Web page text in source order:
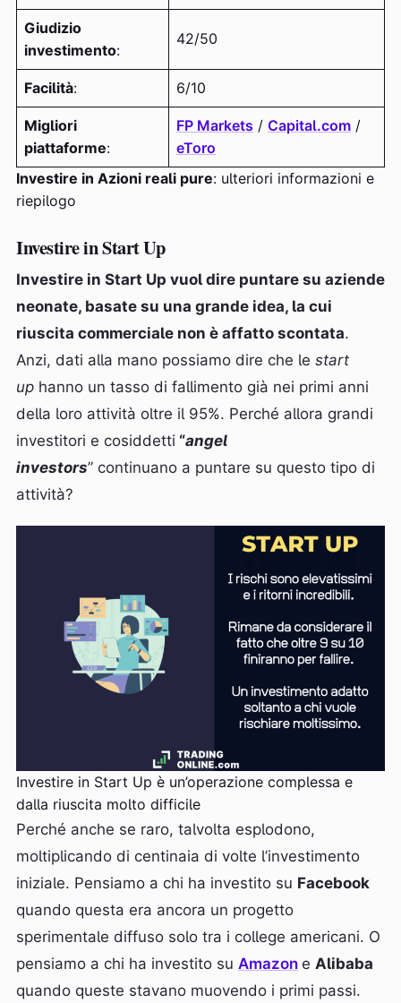
Giudizio
investimento:
42/50
Facilità: 6/10
Migliori
piattaforme:
FP Markets / Capital.com /
eToro
Investire in Azioni reali pure: ulteriori informazioni e
riepilogo
Investire in Start Up
Investire in Start Up vuol dire puntare su aziende
neonate, basate su una grande idea, la cui
riuscita commerciale non è affatto scontata.
Anzi, dati alla mano possiamo dire che le start
up hanno un tasso di fallimento già nei primi anni
della loro attività oltre il 95%. Perché allora grandi
investitori e cosiddetti “angel
investors” continuano a puntare su questo tipo di
attività?
Investire in Start Up è un’operazione complessa e
dalla riuscita molto difficile
Perché anche se raro, talvolta esplodono,
moltiplicando di centinaia di volte l’investimento
iniziale. Pensiamo a chi ha investito su Facebook
quando questa era ancora un progetto
sperimentale diffuso solo tra i college americani. O
pensiamo a chi ha investito su Amazon e Alibaba
quando queste stavano muovendo i primi passi.